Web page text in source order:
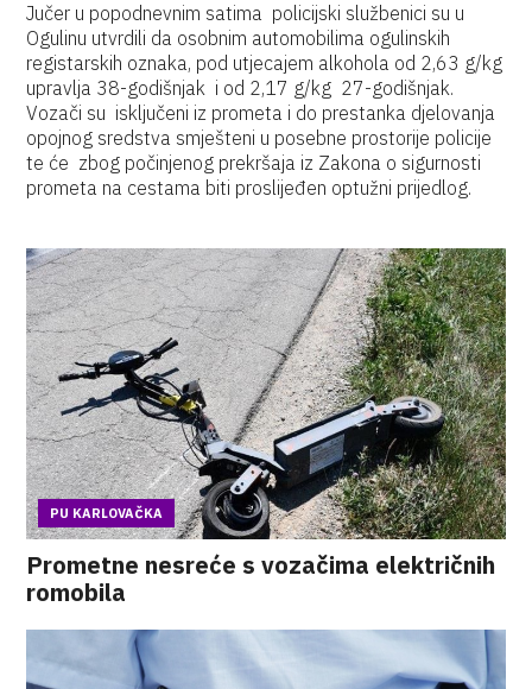
Jučer u popodnevnim satima policijski službenici su u
Ogulinu utvrdili da osobnim automobilima ogulinskih
registarskih oznaka, pod utjecajem alkohola od 2,63 g/kg
upravlja 38-godišnjak i od 2,17 g/kg 27-godišnjak.
Vozači su isključeni iz prometa i do prestanka djelovanja
opojnog sredstva smješteni u posebne prostorije policije
te će zbog počinjenog prekršaja iz Zakona o sigurnosti
prometa na cestama biti proslijeđen optužni prijedlog.
PU KARLOVAČKA
Prometne nesreće s vozačima električnih
romobila